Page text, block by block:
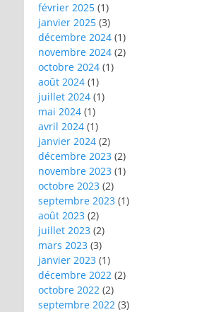
février 2025 (1)
janvier 2025 (3)
décembre 2024 (1)
novembre 2024 (2)
octobre 2024 (1)
août 2024 (1)
juillet 2024 (1)
mai 2024 (1)
avril 2024 (1)
janvier 2024 (2)
décembre 2023 (2)
novembre 2023 (1)
octobre 2023 (2)
septembre 2023 (1)
août 2023 (2)
juillet 2023 (2)
mars 2023 (3)
janvier 2023 (1)
décembre 2022 (2)
octobre 2022 (2)
septembre 2022 (3)